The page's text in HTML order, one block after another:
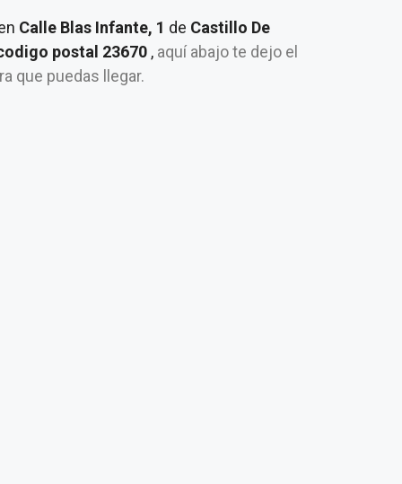
Calle Blas Infante, 1 de Castillo De
postal 23670 , aquí abajo te dejo el
que puedas llegar.